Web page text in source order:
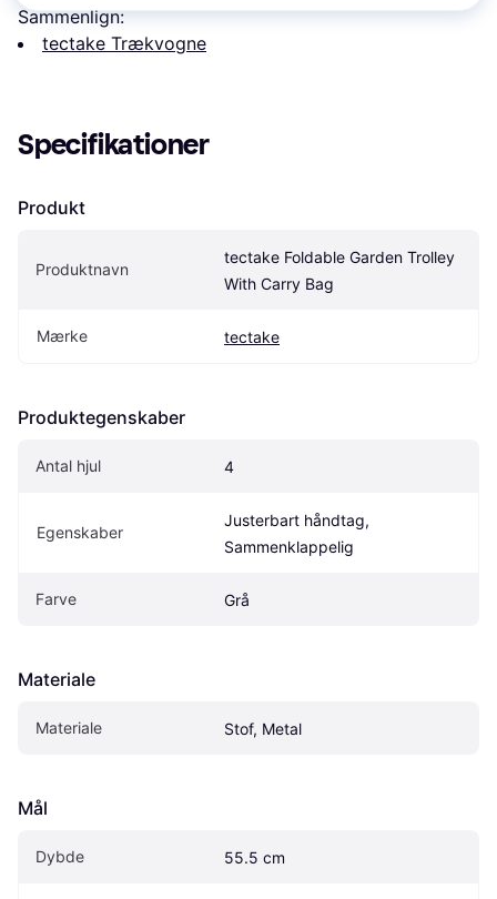
Sammenlign:
tectake Trækvogne
Specifikationer
Produkt
Produktnavn
tectake Foldable Garden Trolley
With Carry Bag
Mærke tectake
Produktegenskaber
Antal hjul 4
Egenskaber
Justerbart håndtag,
Sammenklappelig
Farve Grå
Materiale
Materiale Stof, Metal
Mål
Dybde 55.5 cm